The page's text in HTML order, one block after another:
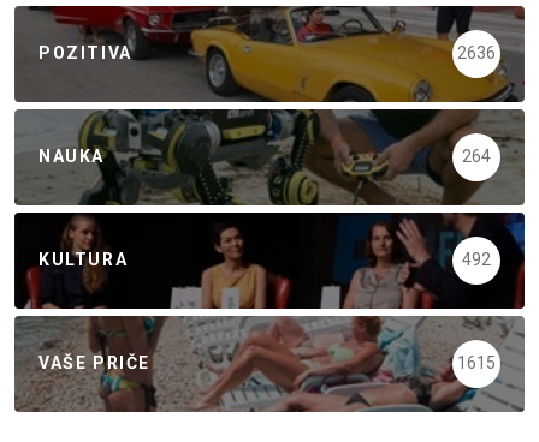
POZITIVA 2636
NAUKA 264
KULTURA 492
VAŠE PRIČE 1615